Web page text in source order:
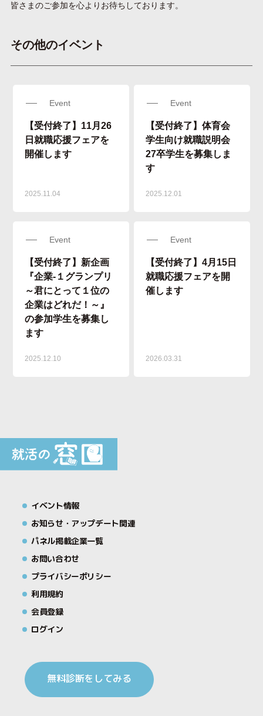
皆さまのご参加を心よりお待ちしております。
その他のイベント
Event
【受付終了】11月26
日就職応援フェアを
開催します
2025.11.04
Event
【受付終了】体育会
学生向け就職説明会
27卒学生を募集しま
す
2025.12.01
Event
【受付終了】新企画
『企業‐１グランプリ
～君にとって１位の
企業はどれだ！～』
の参加学生を募集し
ます
2025.12.10
Event
【受付終了】4月15日
就職応援フェアを開
催します
2026.03.31
イベント情報
お知らせ・アップデート関連
パネル掲載企業一覧
お問い合わせ
プライバシーポリシー
利用規約
会員登録
ログイン
無料診断をしてみる